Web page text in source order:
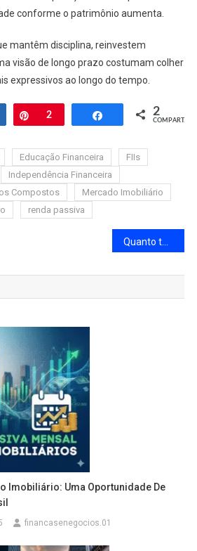
conforme o patrimônio aumenta.
mantêm disciplina, reinvestem
visão de longo prazo costumam colher
expressivos ao longo do tempo.
Compartilhar
Pin
2 Compartilhar
2
COMPART.
Educação Financeira
FIIs
Independência Financeira
Compostos
Mercado Imobiliário
renda passiva
Imobiliário: Uma Oportunidade De
financasenegocios.01